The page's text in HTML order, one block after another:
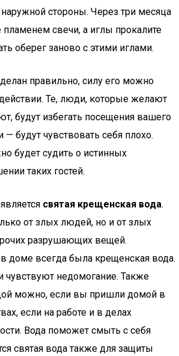
стороны. Через три месяца
свечи, а иглы прокалите
оберег заново с этими иглами.
правильно, силу его можно
Те, люди, которые желают
будут избегать посещения вашего
будут чувствовать себя плохо.
будет судить о истинных
таких гостей.
святая крещенская вода.
от злых людей, но и от злых
разрушающих вещей.
доме всегда была крещенская вода.
недомогание. Также
можно, если вы пришли домой в
если на работе и в делах
Вода поможет смыть с себя
святая вода также для защиты